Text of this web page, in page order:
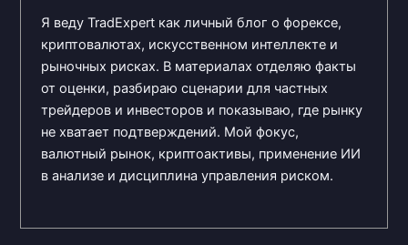
Я веду TradExpert как личный блог о форексе,
криптовалютах, искусственном интеллекте и
рыночных рисках. В материалах отделяю факты
от оценки, разбираю сценарии для частных
трейдеров и инвесторов и показываю, где рынку
не хватает подтверждений. Мой фокус,
валютный рынок, криптоактивы, применение ИИ
в анализе и дисциплина управления риском.